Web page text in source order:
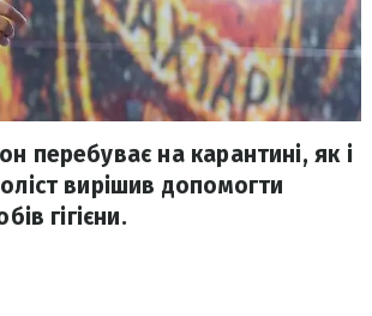
перебуває на карантині, як і
вирішив допомогти
гігієни.